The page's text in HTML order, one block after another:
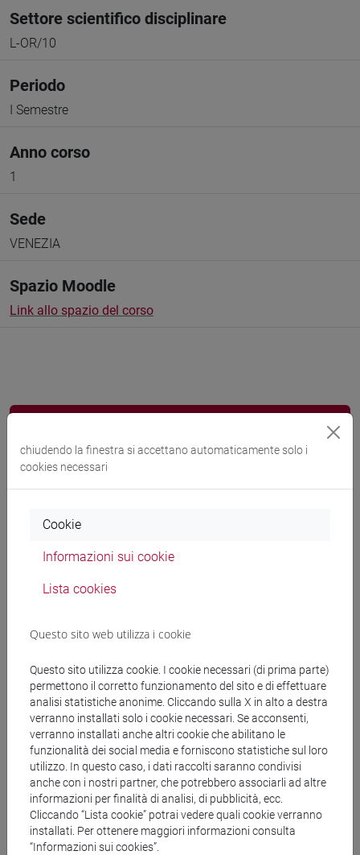
Settore scientifico disciplinare
L-OR/10
Periodo
I Semestre
Anno corso
1
Sede
VENEZIA
Spazio Moodle
Link allo spazio del corso
Programma
Docenti
SALATI Marco- 30h Lezione
Materiali su Moodle
Corsi di studio e percorsi
[LT40] LINGUE, CULTURE E SOCIETÀ DELL'ASIA
E DELL'AFRICA MEDITERRANEA - Laurea
subcontinente indiano/vicino e medio oriente
chiudendo la finestra si accettano automaticamente solo i
cookies necessari
Cookie
Informazioni sui cookie
Lista cookies
Questo sito web utilizza i cookie
Questo sito utilizza cookie. I cookie necessari (di prima parte)
permettono il corretto funzionamento del sito e di effettuare
analisi statistiche anonime. Cliccando sulla X in alto a destra
verranno installati solo i cookie necessari. Se acconsenti,
verranno installati anche altri cookie che abilitano le
funzionalità dei social media e forniscono statistiche sul loro
utilizzo. In questo caso, i dati raccolti saranno condivisi
anche con i nostri partner, che potrebbero associarli ad altre
informazioni per finalità di analisi, di pubblicità, ecc.
Cliccando “Lista cookie” potrai vedere quali cookie verranno
installati. Per ottenere maggiori informazioni consulta
“Informazioni sui cookies”.